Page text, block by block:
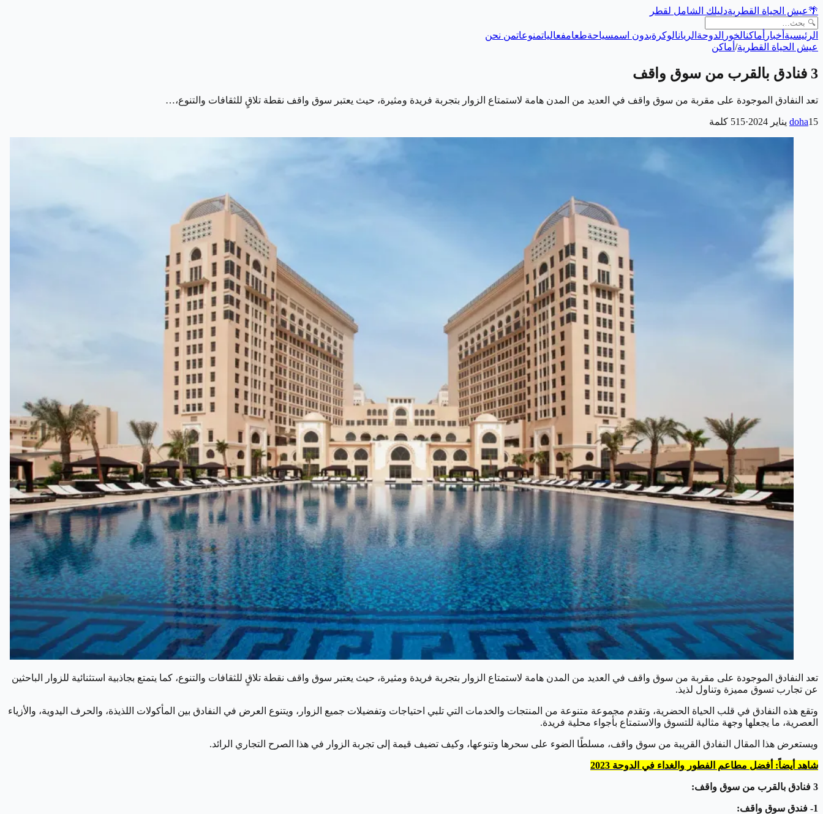
🌴عيش الحياة القطريةدليلك الشامل لقطر
الرئيسية أخبار أماكنالخور الدوحة الريانالوكرةبدون اسمسياحةطعامفعالياتمنوعاتمن نحن
عيش الحياة القطرية/ أماكن
3 فنادق بالقرب من سوق واقف
تعد النفادق الموجودة على مقربة من سوق واقف في العديد من المدن هامة لاستمتاع الزوار بتجربة فريدة ومثيرة، حيث يعتبر سوق واقف نقطة تلاقٍ للثقافات والتنوع،…
doha15 يناير 2024 ·
515 كلمة
تعد النفادق الموجودة على مقربة من سوق واقف في العديد من المدن هامة لاستمتاع الزوار بتجربة فريدة ومثيرة، حيث يعتبر سوق واقف نقطة تلاقٍ للثقافات والتنوع، كما يتمتع بجاذبية استثنائية للزوار الباحثين
عن تجارب تسوق مميزة وتناول لذيذ.
وتقع هذه النفادق في قلب الحياة الحضرية، وتقدم مجموعة متنوعة من المنتجات والخدمات التي تلبي احتياجات وتفضيلات جميع الزوار، ويتنوع العرض في النفادق بين المأكولات اللذيذة، والحرف اليدوية، والأزياء
العصرية، ما يجعلها وجهة مثالية للتسوق والاستمتاع بأجواء محلية فريدة.
ويستعرض هذا المقال النفادق القريبة من سوق واقف، مسلطًا الضوء على سحرها وتنوعها، وكيف تضيف قيمة إلى تجربة الزوار في هذا الصرح التجاري الرائد.
شاهد أيضاً: أفضل مطاعم الفطور والغداء في الدوحة 2023
3 فنادق بالقرب من سوق واقف:
1- فندق سوق واقف: